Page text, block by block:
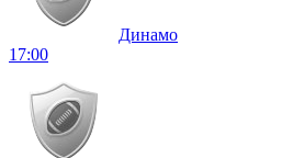
Динамо
17:00